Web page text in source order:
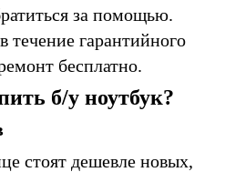
за помощью.
течение гарантийного
бесплатно.
б/у ноутбук?
стоят дешевле новых,